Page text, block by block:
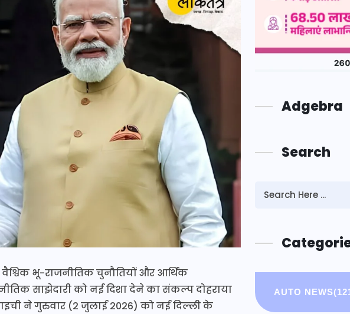
भू-राजनीतिक चुनौतियों और आर्थिक
साझेदारी को नई दिशा देने का संकल्प दोहराया
ने गुरुवार (2 जुलाई 2026) को नई दिल्ली के
Adgebra
Search
AUTO NEWS